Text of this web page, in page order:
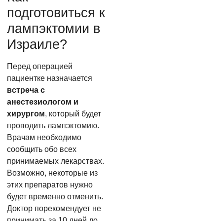
подготовиться к
лампэктомии в
Израиле?
Перед операцией
пациентке назначается
встреча с
анестезиологом и
хирургом, который будет
проводить лампэктомию.
Врачам необходимо
сообщить обо всех
принимаемых лекарствах.
Возможно, некоторые из
этих препаратов нужно
будет временно отменить.
Доктор порекомендует не